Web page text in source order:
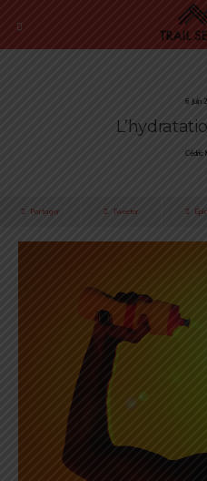
6 Juin
Cédric
Partager Tweeter